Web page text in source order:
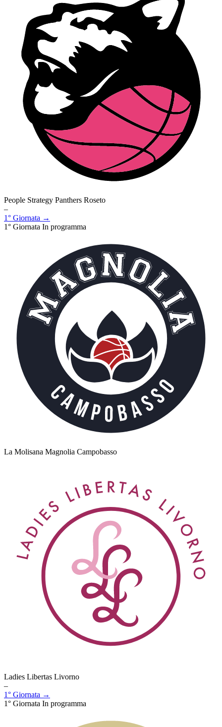
People Strategy Panthers Roseto
–
1° Giornata →
1° Giornata In programma
La Molisana Magnolia Campobasso
Ladies Libertas Livorno
–
1° Giornata →
1° Giornata In programma